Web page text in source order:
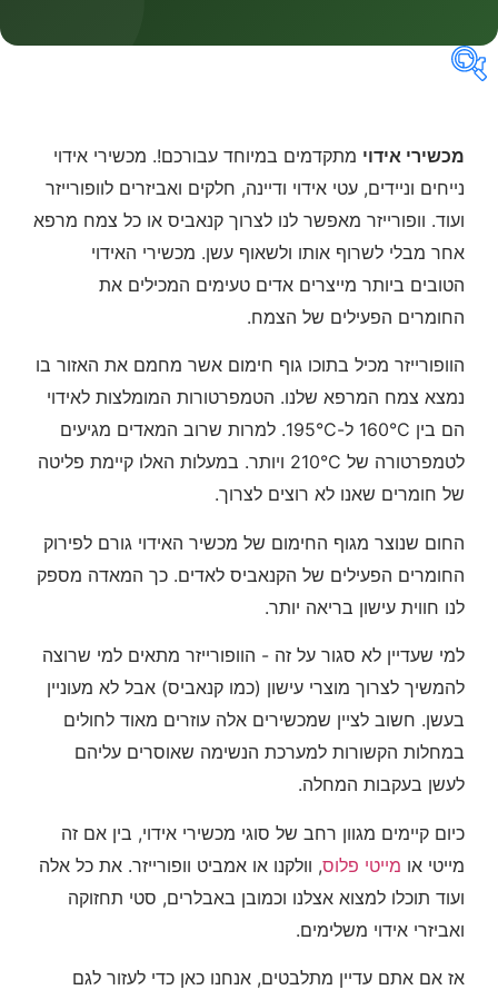
מחירים
מכשירי אידוי מתקדמים במיוחד עבורכם!. מכשירי אידוי
נייחים וניידים, עטי אידוי ודיינה, חלקים ואביזרים לוופורייזר
ועוד. וופורייזר מאפשר לנו לצרוך קנאביס או כל צמח מרפא
אחר מבלי לשרוף אותו ולשאוף עשן. מכשירי האידוי
הטובים ביותר מייצרים אדים טעימים המכילים את
החומרים הפעילים של הצמח.
הוופורייזר מכיל בתוכו גוף חימום אשר מחמם את האזור בו
נמצא צמח המרפא שלנו. הטמפרטורות המומלצות לאידוי
הם בין 160°C ל-195°C. למרות שרוב המאדים מגיעים
לטמפרטורה של 210°C ויותר. במעלות האלו קיימת פליטה
של חומרים שאנו לא רוצים לצרוך.
החום שנוצר מגוף החימום של מכשיר האידוי גורם לפירוק
החומרים הפעילים של הקנאביס לאדים. כך המאדה מספק
לנו חווית עישון בריאה יותר.
למי שעדיין לא סגור על זה - הוופורייזר מתאים למי שרוצה
להמשיך לצרוך מוצרי עישון (כמו קנאביס) אבל לא מעוניין
בעשן. חשוב לציין שמכשירים אלה עוזרים מאוד לחולים
במחלות הקשורות למערכת הנשימה שאוסרים עליהם
לעשן בעקבות המחלה.
כיום קיימים מגוון רחב של סוגי מכשירי אידוי, בין אם זה
מייטי או מייטי פלוס, וולקנו או אמביט וופורייזר. את כל אלה
ועוד תוכלו למצוא אצלנו וכמובן באבלרים, סטי תחזוקה
ואביזרי אידוי משלימים.
אז אם אתם עדיין מתלבטים, אנחנו כאן כדי לעזור לגם